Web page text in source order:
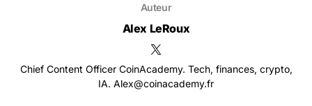
Auteur
Alex LeRoux
Chief Content Officer CoinAcademy. Tech, finances, crypto,
IA. Alex@coinacademy.fr